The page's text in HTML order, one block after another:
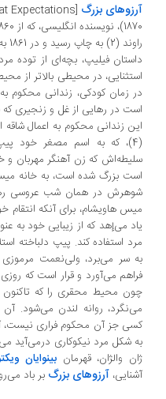
بزرگ[Great Expectations]
.
راوند (2) به
فیلیپ، بچه‌ای از توده مردم
در محیطی بالاتر از محیط
زمان کودکی، زندانی محکوم به اعمال
در رهایی از غل و زنجیری که بر
در همان شب عروسی رهایش
هاویشام، برای آنکه انتقام خود را
می‌إهد که از زیبایی خود به عنوان
استفاده کند. پیپ دلباخته استلا
سر می‌برد، ولی‌نعمت مرموزی پول
می‌آورد و قرار است که روزی از
محیط محقری را که تاکنون در
روانه لندن می‌شود. آن وقت
جز آن محکوم فراری نیست، آشنا
شکل مرد نیکوکاری درمی‌آید می‌توان
والژان، قهرمانبینوایان ویکتورهوگو
آرزوهای بزرگبر باد می‌رود.